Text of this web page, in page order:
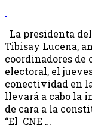
La presidenta
Tibisay Lucena,
coordinadores
electoral, el
conectividad en
llevará a cabo la
de cara a la
“El CNE …